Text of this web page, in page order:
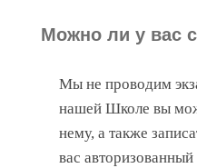
Можно ли у вас
Мы не проводим
нашей Школе вы
нему, а также
вас авторизованный